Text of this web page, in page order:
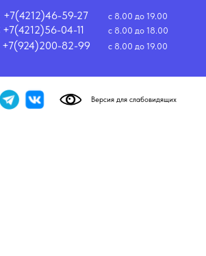
с 8.00 до 19.00
с 8.00 до 19.00
с 8.00 до 18.00
Версия для слабовидящих